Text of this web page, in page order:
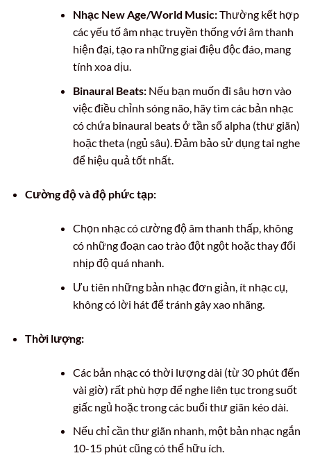
Nhạc New Age/World Music:Thường kết hợp
các yếu tố âm nhạc truyền thống với âm thanh
hiện đại, tạo ra những giai điệu độc đáo, mang
tính xoa dịu.
Binaural Beats:Nếu bạn muốn đi sâu hơn vào
việc điều chỉnh sóng não, hãy tìm các bản nhạc
có chứa binaural beats ở tần số alpha (thư giãn)
hoặc theta (ngủ sâu). Đảm bảo sử dụng tai nghe
để hiệu quả tốt nhất.
Cường độ và độ phức tạp:
Chọn nhạc có cường độ âm thanh thấp, không
có những đoạn cao trào đột ngột hoặc thay đổi
nhịp độ quá nhanh.
Ưu tiên những bản nhạc đơn giản, ít nhạc cụ,
không có lời hát để tránh gây xao nhãng.
Thời lượng:
Các bản nhạc có thời lượng dài (từ 30 phút đến
vài giờ) rất phù hợp để nghe liên tục trong suốt
giấc ngủ hoặc trong các buổi thư giãn kéo dài.
Nếu chỉ cần thư giãn nhanh, một bản nhạc ngắn
10-15 phút cũng có thể hữu ích.